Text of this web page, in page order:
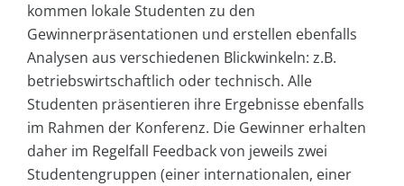
kommen lokale Studenten zu den
Gewinnerpräsentationen und erstellen ebenfalls
Analysen aus verschiedenen Blickwinkeln: z.B.
betriebswirtschaftlich oder technisch. Alle
Studenten präsentieren ihre Ergebnisse ebenfalls
im Rahmen der Konferenz. Die Gewinner erhalten
daher im Regelfall Feedback von jeweils zwei
Studentengruppen (einer internationalen, einer